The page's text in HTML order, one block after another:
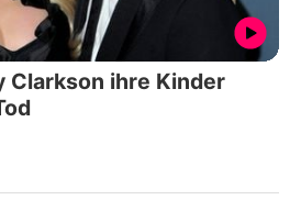
Clarkson ihre Kinder